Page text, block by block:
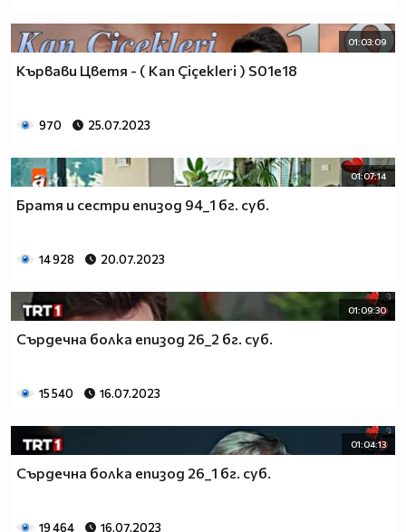
01:03:09
Кървави Цветя - ( Kan Çiçekleri ) S01e18
970 25.07.2023
01:07:14
Братя и сестри епизод 94_1 бг. суб.
14 928 20.07.2023
01:09:30
Сърдечна болка епизод 26_2 бг. суб.
15 540 16.07.2023
01:04:13
Сърдечна болка епизод 26_1 бг. суб.
19 464 16.07.2023